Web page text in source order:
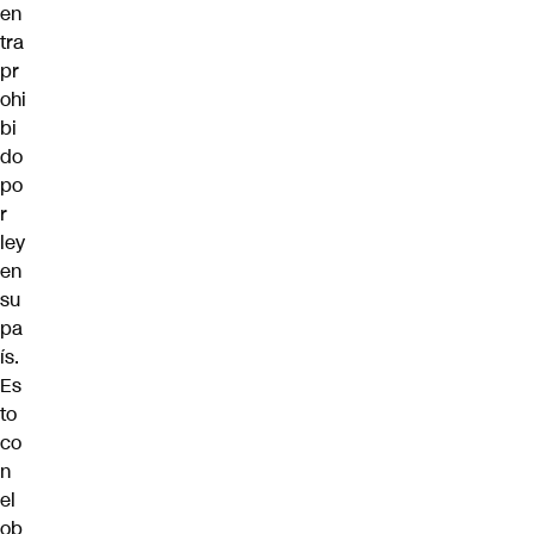
en
tra
pr
ohi
bi
do
po
r
ley
en
su
pa
ís.
Es
to
co
n
el
ob